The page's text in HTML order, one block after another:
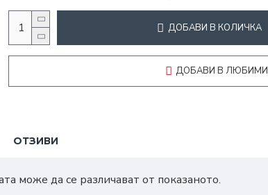
ДОБАВИ В КОЛИЧКА
ДОБАВИ В ЛЮБИМИ
ОТЗИВИ
може да се различават от показаното.